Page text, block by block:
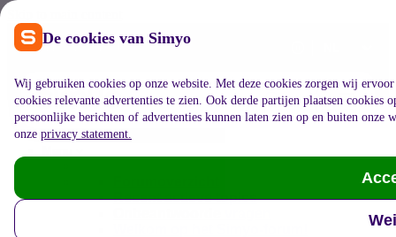
De cookies van Simyo
Wij gebruiken cookies op onze website. Met deze cookies zorgen wij
cookies relevante advertenties te zien. Ook derde partijen plaatsen
persoonlijke berichten of advertenties kunnen laten zien op en buiten onze
onze privacy statement.
Maandelijks aanpasbaar
Mijn Simyo Zoeken Menu
Recent actieve topics